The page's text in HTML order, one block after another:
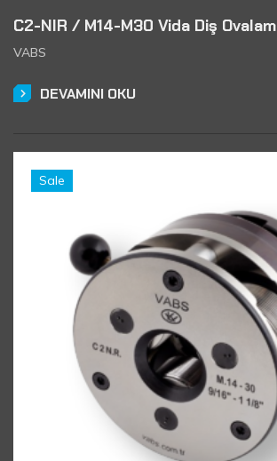
C2-NIR / M14-M30 Vida Diş
VABS
DEVAMINI OKU
Sale